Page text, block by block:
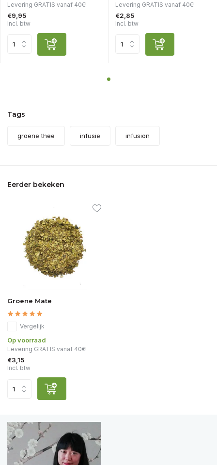
Levering GRATIS vanaf 40€!
€9,95
Incl. btw
Levering GRATIS vanaf 40€!
€2,85
Incl. btw
Tags
groene thee infusie infusion
Eerder bekeken
Groene Mate
Vergelijk
Op voorraad
Levering GRATIS vanaf 40€!
€3,15
Incl. btw